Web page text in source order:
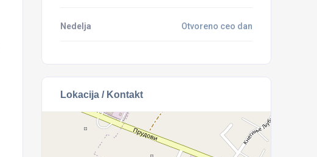
Nedelja Otvoreno ceo dan
Lokacija / Kontakt